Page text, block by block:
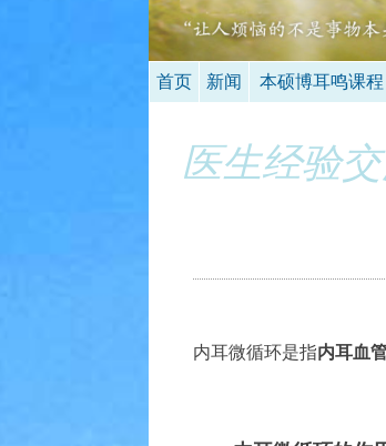
首页 新闻 本硕博耳鸣课程
医生经验
内耳微循环是指内耳血